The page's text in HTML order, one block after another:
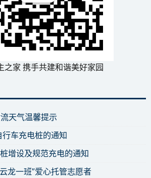
之家 携手共建和谐美好家园
天气温馨提示
车充电桩的通知
增设及规范充电的通知
龙一班”爱心托管志愿者